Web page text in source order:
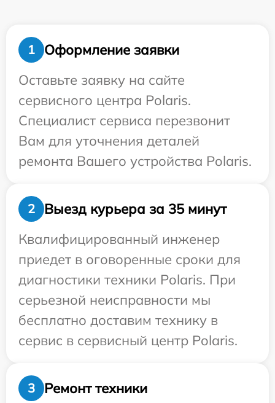
1
Оформление заявки
Оставьте заявку на сайте
сервисного центра Polaris.
Специалист сервиса перезвонит
Вам для уточнения деталей
ремонта Вашего устройства Polaris.
2
Выезд курьера за 35 минут
Квалифицированный инженер
приедет в оговоренные сроки для
диагностики техники Polaris. При
серьезной неисправности мы
бесплатно доставим технику в
сервис в сервисный центр Polaris.
3 Ремонт техники